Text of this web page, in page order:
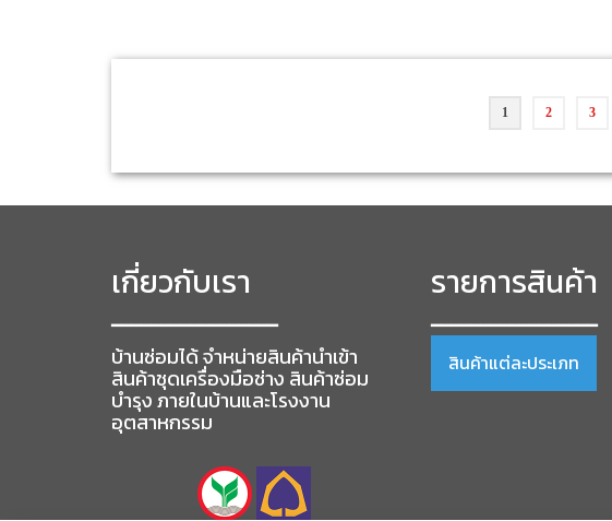
multiple
be
on
page
1 2 3
เกี่ยวกับเรา
━━━━━━━━━━━━━━━━━
บ้านซ่อมได้ จำหน่ายสินค้านำเข้า
สินค้าชุดเครื่องมือช่าง สินค้าซ่อม
บำรุง ภายในบ้านและโรงงาน
อุตสาหกรรม
รายการสินค้า
━━━━━━━━━━━━━━━━━
สินค้าแต่ละประเภท